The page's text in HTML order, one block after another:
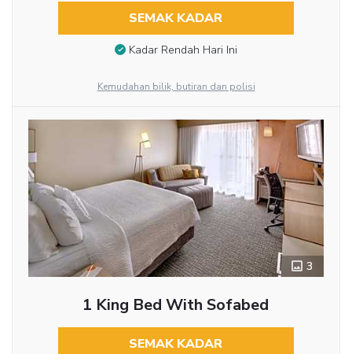
SEMAK KADAR
Kadar Rendah Hari Ini
Kemudahan bilik, butiran dan polisi
3
1 King Bed With Sofabed
SEMAK KADAR